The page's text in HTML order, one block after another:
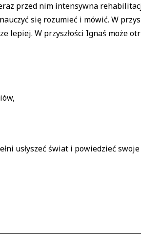
przed nim intensywna
się rozumieć i mówić. W
lepiej. W przyszłości Ignaś może
usłyszeć świat i powiedzieć